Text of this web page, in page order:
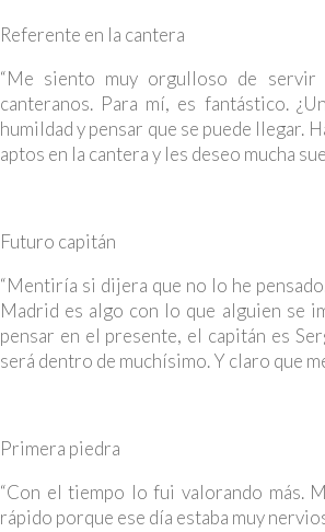
Referente en la cantera
“Me siento muy orgulloso de servir
canteranos. Para mí, es fantástico.
humildad y pensar que se puede llegar.
aptos en la cantera y les deseo mucha
Futuro capitán
“Mentiría si dijera que no lo he
Madrid es algo con lo que alguien se
pensar en el presente, el capitán es
será dentro de muchísimo. Y claro que
Primera piedra
“Con el tiempo lo fui valorando más.
rápido porque ese día estaba muy